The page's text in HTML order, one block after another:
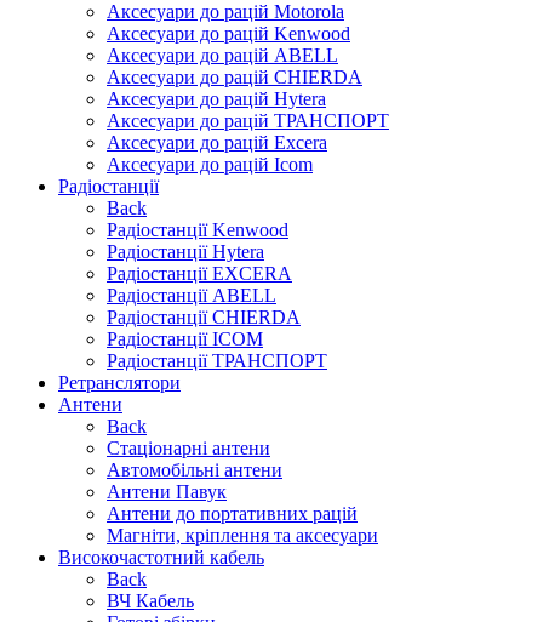
Аксесуари до рацій Motorola
Аксесуари до рацій Kenwood
Аксесуари до рацій ABELL
Аксесуари до рацій CHIERDA
Аксесуари до рацій Hytera
Аксесуари до рацій ТРАНСПОРТ
Аксесуари до рацій Excera
Аксесуари до рацій Icom
Радіостанції
Back
Радіостанції Kenwood
Радіостанції Hytera
Радіостанції EXCERA
Радіостанції ABELL
Радіостанції CHIERDA
Радіостанції ICOM
Радіостанції ТРАНСПОРТ
Ретранслятори
Антени
Back
Стаціонарні антени
Автомобільні антени
Антени Павук
Антени до портативних рацій
Магніти, кріплення та аксесуари
Високочастотний кабель
Back
ВЧ Кабель